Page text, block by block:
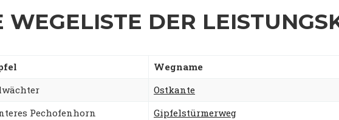
WEGELISTE DER
Wegname
Ostkante
Pechofenhorn
Gipfelstürmerweg